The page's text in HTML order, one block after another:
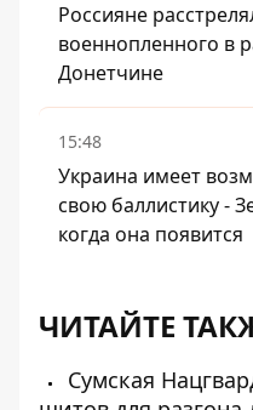
Россияне
военнопленного в
Донетчине
15:48
Украина имеет
свою баллистику -
когда она появится
ЧИТАЙТЕ
Сумская